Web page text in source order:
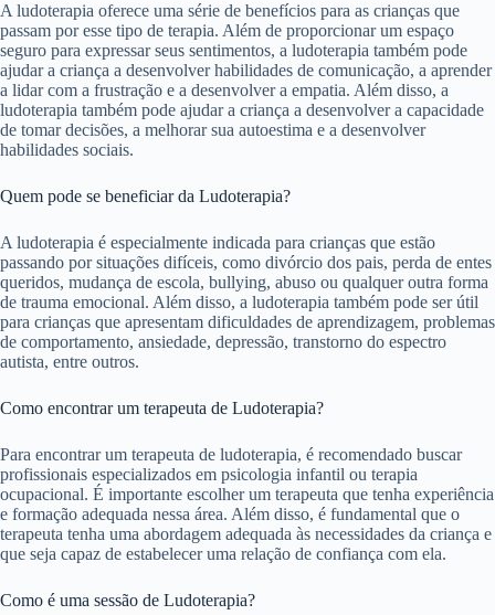
A ludoterapia oferece uma série de benefícios para as crianças que
passam por esse tipo de terapia. Além de proporcionar um espaço
seguro para expressar seus sentimentos, a ludoterapia também pode
ajudar a criança a desenvolver habilidades de comunicação, a aprender
a lidar com a frustração e a desenvolver a empatia. Além disso, a
ludoterapia também pode ajudar a criança a desenvolver a capacidade
de tomar decisões, a melhorar sua autoestima e a desenvolver
habilidades sociais.
Quem pode se beneficiar da Ludoterapia?
A ludoterapia é especialmente indicada para crianças que estão
passando por situações difíceis, como divórcio dos pais, perda de entes
queridos, mudança de escola, bullying, abuso ou qualquer outra forma
de trauma emocional. Além disso, a ludoterapia também pode ser útil
para crianças que apresentam dificuldades de aprendizagem, problemas
de comportamento, ansiedade, depressão, transtorno do espectro
autista, entre outros.
Como encontrar um terapeuta de Ludoterapia?
Para encontrar um terapeuta de ludoterapia, é recomendado buscar
profissionais especializados em psicologia infantil ou terapia
ocupacional. É importante escolher um terapeuta que tenha experiência
e formação adequada nessa área. Além disso, é fundamental que o
terapeuta tenha uma abordagem adequada às necessidades da criança e
que seja capaz de estabelecer uma relação de confiança com ela.
Como é uma sessão de Ludoterapia?